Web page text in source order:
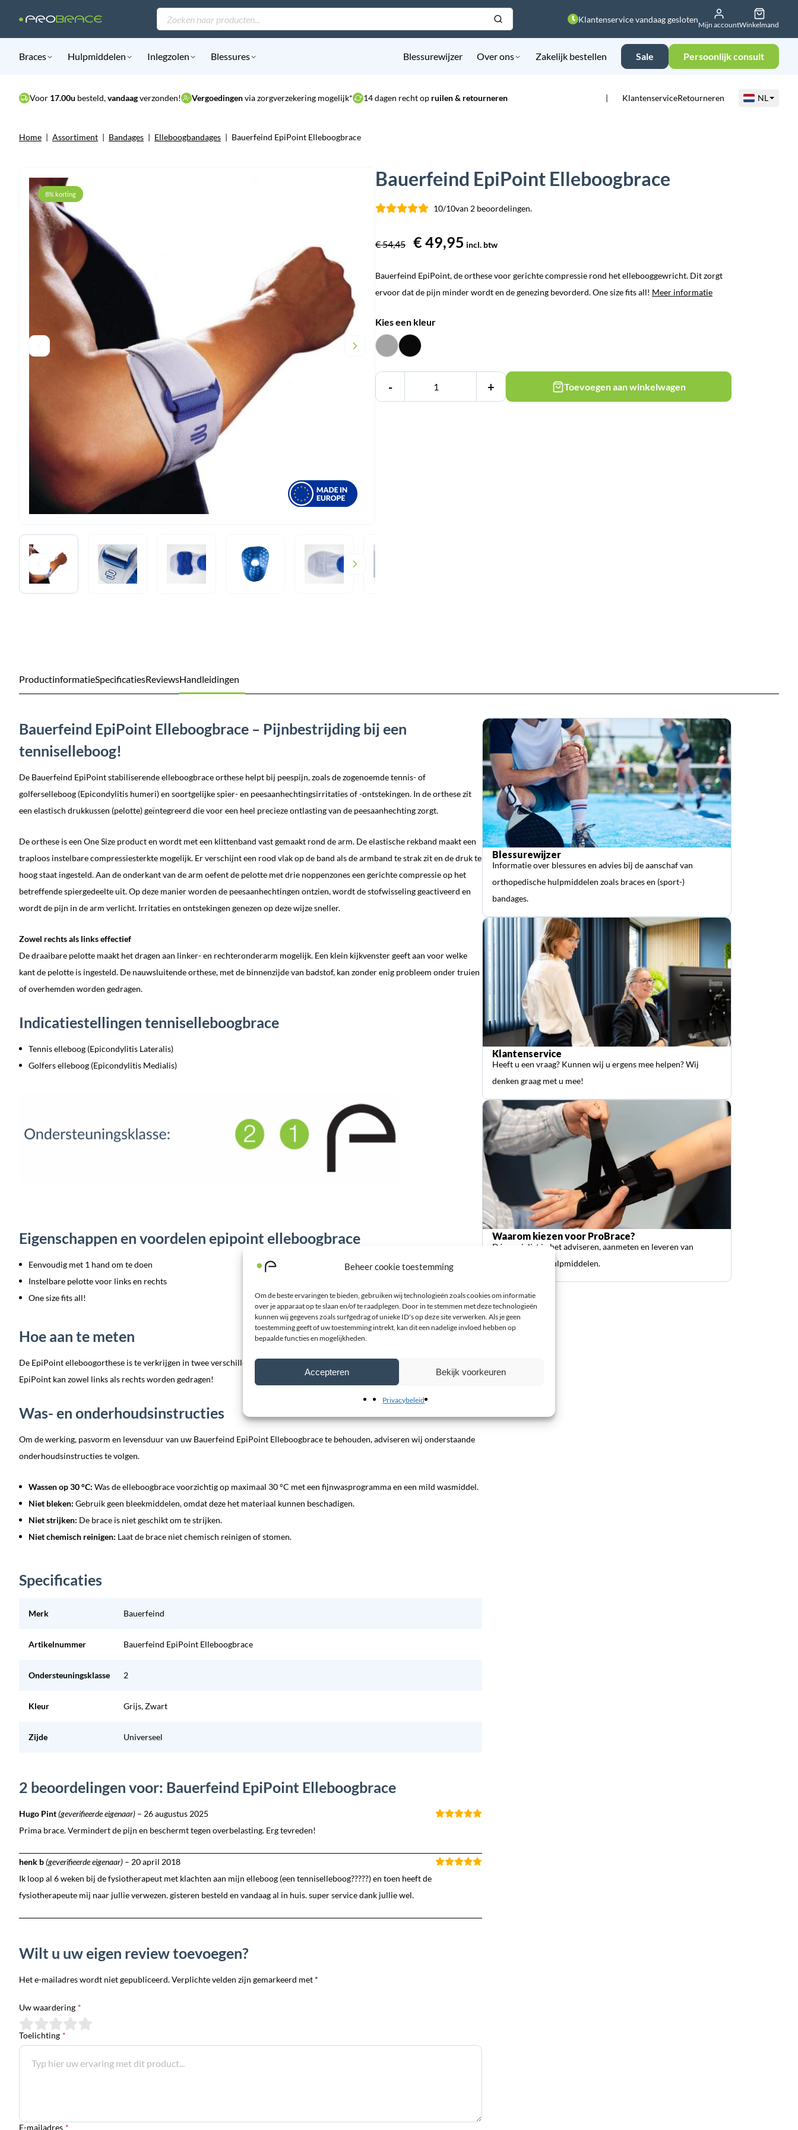
Beheer cookie toestemming
Om de beste ervaringen te bieden, gebruiken wij technologieën zoals cookies om informatie
over je apparaat op te slaan en/of te raadplegen. Door in te stemmen met deze technologieën
kunnen wij gegevens zoals surfgedrag of unieke ID's op deze site verwerken. Als je geen
toestemming geeft of uw toestemming intrekt, kan dit een nadelige invloed hebben op
bepaalde functies en mogelijkheden.
Accepteren Bekijk voorkeuren
Privacybeleid
Producten
zoeken
Klantenservice vandaag gesloten
Mijn accountWinkelmand
Braces Hulpmiddelen Inlegzolen Blessures Blessurewijzer Over ons Zakelijk bestellen Sale Persoonlijk consult
Voor 17.00u besteld,vandaagverzonden! Vergoedingenvia zorgverzekering mogelijk* 14 dagen recht op ruilen & retourneren KlantenserviceRetourneren NL
Home | Assortiment | Bandages | Elleboogbandages | Bauerfeind EpiPoint Elleboogbrace
8% korting
Bauerfeind EpiPoint Elleboogbrace
10/10van 2 beoordelingen.
€54,45
Oorspronkelijke
was:
€ 49,95 Huidige
incl. btw
Bauerfeind EpiPoint, de orthese voor gerichte compressie rond het ellebooggewricht. Dit zorgt
ervoor dat de pijn minder wordt en de genezing bevorderd. One size fits all! Meer informatie
Kies een kleur
- + Toevoegen aan winkelwagen
ProductinformatieSpecificatiesReviewsHandleidingen
Bauerfeind EpiPoint Elleboogbrace – Pijnbestrijding bij een
tenniselleboog!
De Bauerfeind EpiPoint stabiliserende elleboogbrace orthese helpt bij peespijn, zoals de zogenoemde tennis- of
golferselleboog (Epicondylitis humeri) en soortgelijke spier- en peesaanhechtingsirritaties of -ontstekingen. In de orthese zit
een elastisch drukkussen (pelotte) geïntegreerd die voor een heel precieze ontlasting van de peesaanhechting zorgt.
De orthese is een One Size product en wordt met een klittenband vast gemaakt rond de arm. De elastische rekband maakt een
traploos instelbare compressiesterkte mogelijk. Er verschijnt een rood vlak op de band als de armband te strak zit en de druk te
hoog staat ingesteld. Aan de onderkant van de arm oefent de pelotte met drie noppenzones een gerichte compressie op het
betreffende spiergedeelte uit. Op deze manier worden de peesaanhechtingen ontzien, wordt de stofwisseling geactiveerd en
wordt de pijn in de arm verlicht. Irritaties en ontstekingen genezen op deze wijze sneller.
Zowel rechts als links effectief
De draaibare pelotte maakt het dragen aan linker- en rechteronderarm mogelijk. Een klein kijkvenster geeft aan voor welke
kant de pelotte is ingesteld. De nauwsluitende orthese, met de binnenzijde van badstof, kan zonder enig probleem onder truien
of overhemden worden gedragen.
Indicatiestellingen tenniselleboogbrace
Tennis elleboog (Epicondylitis Lateralis)
Golfers elleboog (Epicondylitis Medialis)
Eigenschappen en voordelen epipoint elleboogbrace
Eenvoudig met 1 hand om te doen
Instelbare pelotte voor links en rechts
One size fits all!
Hoe aan te meten
De EpiPoint elleboogorthese is te verkrijgen in twee verschillende kleuren (titaan en zwart) en één maat, dus past altijd. De
EpiPoint kan zowel links als rechts worden gedragen!
Was- en onderhoudsinstructies
Om de werking, pasvorm en levensduur van uw Bauerfeind EpiPoint Elleboogbrace te behouden, adviseren wij onderstaande
onderhoudsinstructies te volgen.
Wassen op 30 °C: Was de elleboogbrace voorzichtig op maximaal 30 °C met een fijnwasprogramma en een mild wasmiddel.
Niet bleken: Gebruik geen bleekmiddelen, omdat deze het materiaal kunnen beschadigen.
Niet strijken: De brace is niet geschikt om te strijken.
Niet chemisch reinigen: Laat de brace niet chemisch reinigen of stomen.
Specificaties
Merk Bauerfeind
Artikelnummer Bauerfeind EpiPoint Elleboogbrace
Ondersteuningsklasse 2
Kleur Grijs, Zwart
Zijde Universeel
2 beoordelingen voor: Bauerfeind EpiPoint Elleboogbrace
Hugo Pint(geverifieerde eigenaar) – 26 augustus 2025
Prima brace. Vermindert de pijn en beschermt tegen overbelasting. Erg tevreden!
henk b(geverifieerde eigenaar) – 20 april 2018
Ik loop al 6 weken bij de fysiotherapeut met klachten aan mijn elleboog (een tenniselleboog?????) en toen heeft de
fysiotherapeute mij naar jullie verwezen. gisteren besteld en vandaag al in huis. super service dank jullie wel.
Wilt u uw eigen review toevoegen?
Het e-mailadres wordt niet gepubliceerd. Verplichte velden zijn gemarkeerd met *
Uw waardering *
Toelichting *
E-mailadres *
Blessurewijzer
Informatie over blessures en advies bij de aanschaf van
orthopedische hulpmiddelen zoals braces en (sport-)
bandages.
Klantenservice
Heeft u een vraag? Kunnen wij u ergens mee helpen? Wij
denken graag met u mee!
Waarom kiezen voor ProBrace?
Dé specialist in het adviseren, aanmeten en leveren van
orthopedische hulpmiddelen.